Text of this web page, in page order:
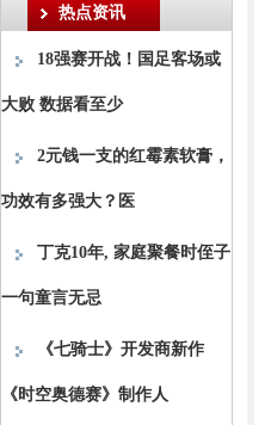
热点资讯
18强赛开战！国足客场或
大败 数据看至少
2元钱一支的红霉素软膏，
功效有多强大？医
丁克10年, 家庭聚餐时侄子
一句童言无忌
《七骑士》开发商新作
《时空奥德赛》制作人